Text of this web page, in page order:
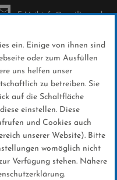
E-Mail: info@sc-willingen.de
ein. Einige von ihnen sind
oder zum Ausfüllen
uns helfen unser
zu betreiben. Sie
auf die Schaltfläche
einstellen. Diese
und Cookies auch
unserer Website). Bitte
womöglich nicht
Verfügung stehen. Nähere